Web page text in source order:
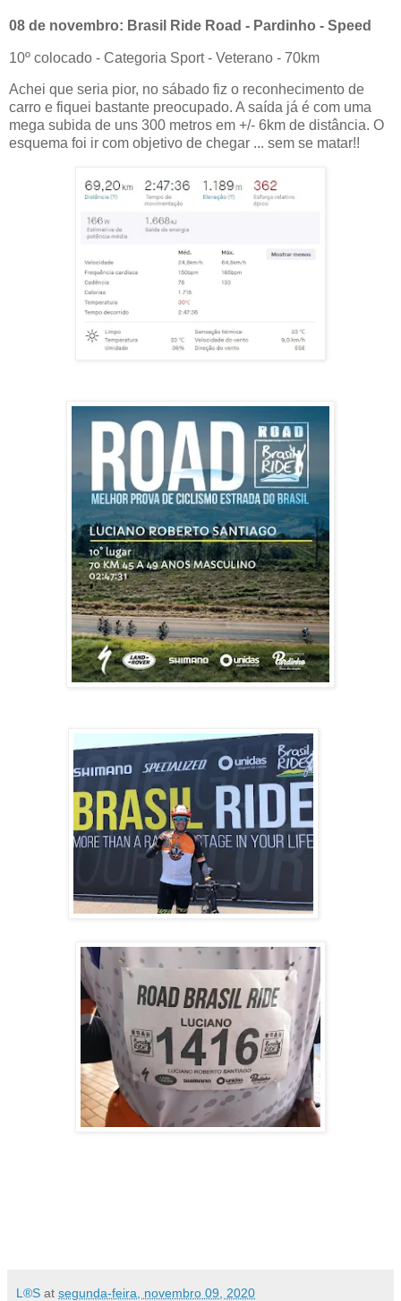
08 de novembro: Brasil Ride Road - Pardinho - Speed
10º colocado - Categoria Sport - Veterano - 70km
Achei que seria pior, no sábado fiz o reconhecimento de
carro e fiquei bastante preocupado. A saída já é com uma
mega subida de uns 300 metros em +/- 6km de distância. O
esquema foi ir com objetivo de chegar ... sem se matar!!
L®S at segunda-feira, novembro 09, 2020